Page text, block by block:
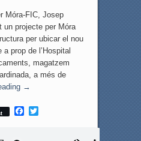
Móra-FIC, Josep
un projecte per Móra
per ubicar el nou
a prop de l’Hospital
magatzem
a més de
→
F
T